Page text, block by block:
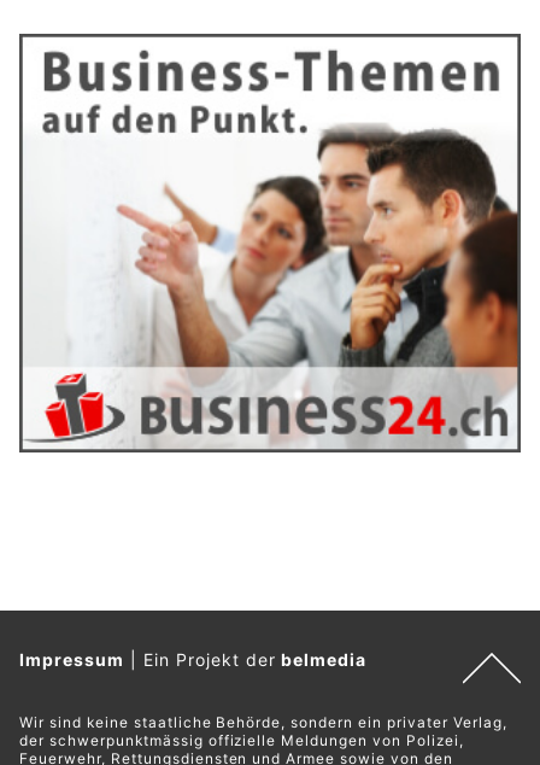
Impressum Ein Projekt derbelmedia
Wir sind keine staatliche Behörde, sondern ein privater Verlag,
der schwerpunktmässig offizielle Meldungen von Polizei,
Feuerwehr, Rettungsdiensten und Armee sowie von den